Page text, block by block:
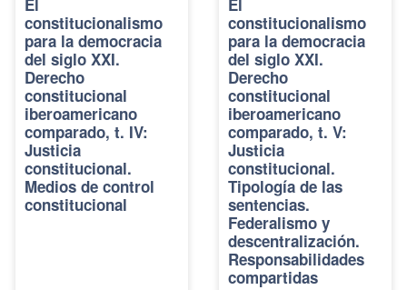
El
constitucionalismo
para la democracia
del siglo XXI.
Derecho
constitucional
iberoamericano
comparado, t. IV:
Justicia
constitucional.
Medios de control
constitucional
El
constitucionalismo
para la democracia
del siglo XXI.
Derecho
constitucional
iberoamericano
comparado, t. V:
Justicia
constitucional.
Tipología de las
sentencias.
Federalismo y
descentralización.
Responsabilidades
compartidas